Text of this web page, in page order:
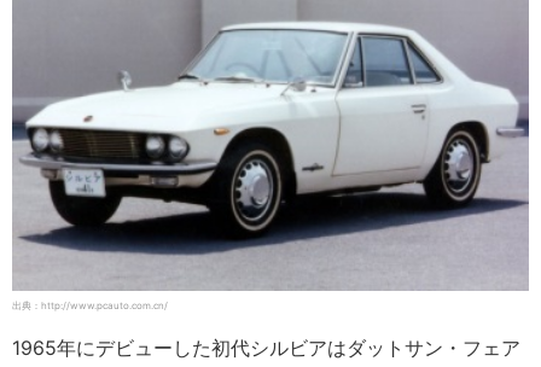
出典：http://www.pcauto.com.cn/
1965年にデビューした初代シルビアはダットサン・フェア